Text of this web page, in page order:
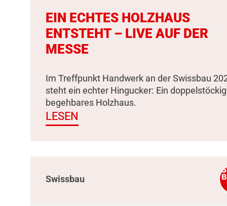
EIN ECHTES HOLZHAUS
ENTSTEHT – LIVE AUF DER
MESSE
Im Treffpunkt Handwerk an der Swissbau
steht ein echter Hingucker: Ein
begehbares Holzhaus.
LESEN
Swissbau